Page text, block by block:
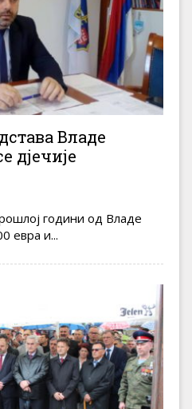
Владе
дјечије
години од Владе
евра и...